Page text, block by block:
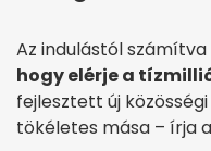
Az indulástól
hogy elérje a
fejlesztett új
tökéletes mása – írja a